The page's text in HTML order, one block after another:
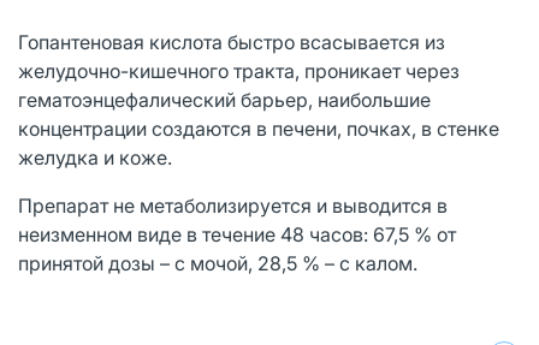
Гопантеновая кислота быстро всасывается из
желудочно-кишечного тракта, проникает через
гематоэнцефалический барьер, наибольшие
концентрации создаются в печени, почках, в стенке
желудка и коже.
Препарат не метаболизируется и выводится в
неизменном виде в течение 48 часов: 67,5 % от
принятой дозы – с мочой, 28,5 % – с калом.